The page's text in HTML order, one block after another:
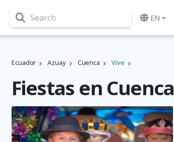
Search EN
Ecuador Azuay Cuenca Vive
Fiestas en Cuenca